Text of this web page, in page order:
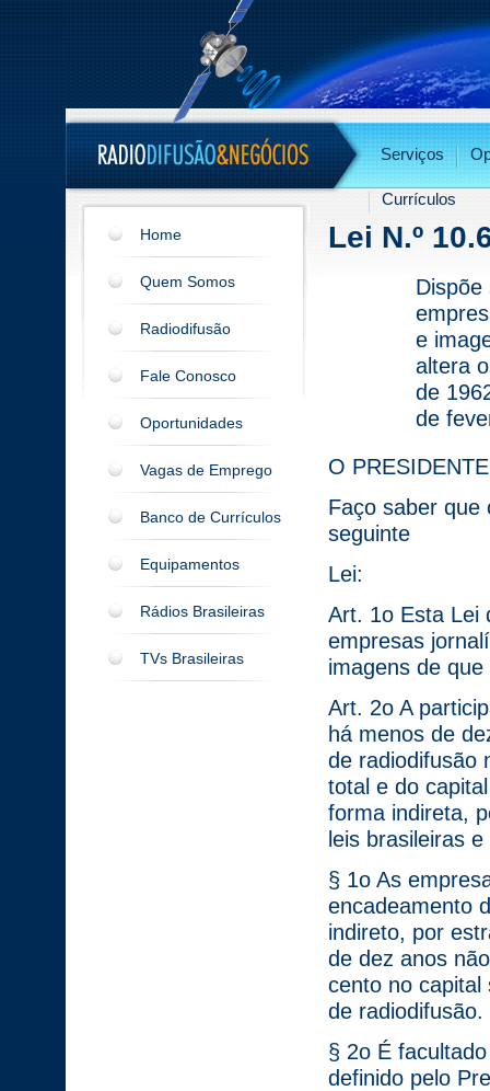
Serviços
Currículos
Home
Quem Somos
Radiodifusão
Fale Conosco
Oportunidades
Vagas de Emprego
Banco de Currículos
Equipamentos
Rádios Brasileiras
TVs Brasileiras
Lei N.º
e
altera
de
de
O
Faço saber que
seguinte
Lei:
Art. 1o Esta Lei
empresas
imagens de
Art. 2o A
há menos de
de radiodifusão
total e do
forma indireta,
leis brasileiras
§ 1o As
encadeamento
indireto, por
de dez anos
cento no capital
de radiodifusão.
§ 2o É
definido pelo